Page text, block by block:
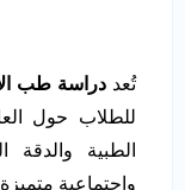
تُعددراسة طب
للطلاب حول
الطبية والدقة
واجتماعية